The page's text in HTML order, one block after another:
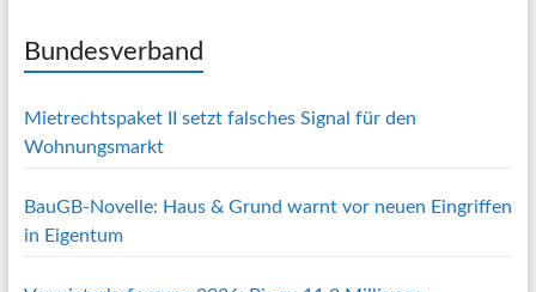
Bundesverband
Mietrechtspaket II setzt falsches Signal für den
Wohnungsmarkt
BauGB-Novelle: Haus & Grund warnt vor neuen Eingriffen
in Eigentum